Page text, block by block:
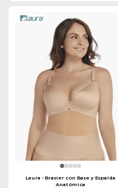
Laura - Brasier con Base y Espalda
Anatómica